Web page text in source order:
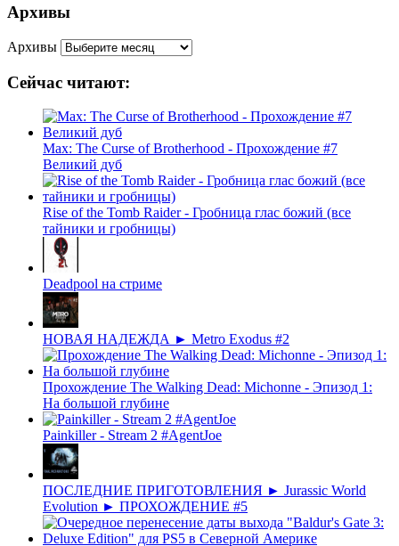
Архивы
Архивы
Сейчас читают:
Max: The Curse of Brotherhood - Прохождение #7
Великий дуб
Rise of the Tomb Raider - Гробница глас божий (все
тайники и гробницы)
Deadpool на стриме
НОВАЯ НАДЕЖДА ► Metro Exodus #2
Прохождение The Walking Dead: Michonne - Эпизод 1:
На большой глубине
Painkiller - Stream 2 #AgentJoe
ПОСЛЕДНИЕ ПРИГОТОВЛЕНИЯ ► Jurassic World
Evolution ► ПРОХОЖДЕНИЕ #5